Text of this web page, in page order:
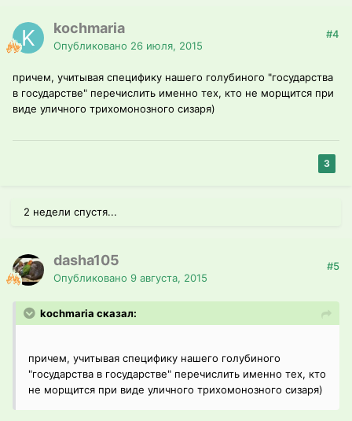
kochmaria
Опубликовано 26 июля, 2015
#4
причем, учитывая специфику нашего голубиного "государства
в государстве" перечислить именно тех, кто не морщится при
виде уличного трихомонозного сизаря)
3
2 недели спустя...
dasha105
Опубликовано 9 августа, 2015
#5
kochmaria сказал:
причем, учитывая специфику нашего голубиного
"государства в государстве" перечислить именно тех, кто
не морщится при виде уличного трихомонозного сизаря)